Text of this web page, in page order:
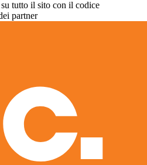
tutto il sito con il codice
partner